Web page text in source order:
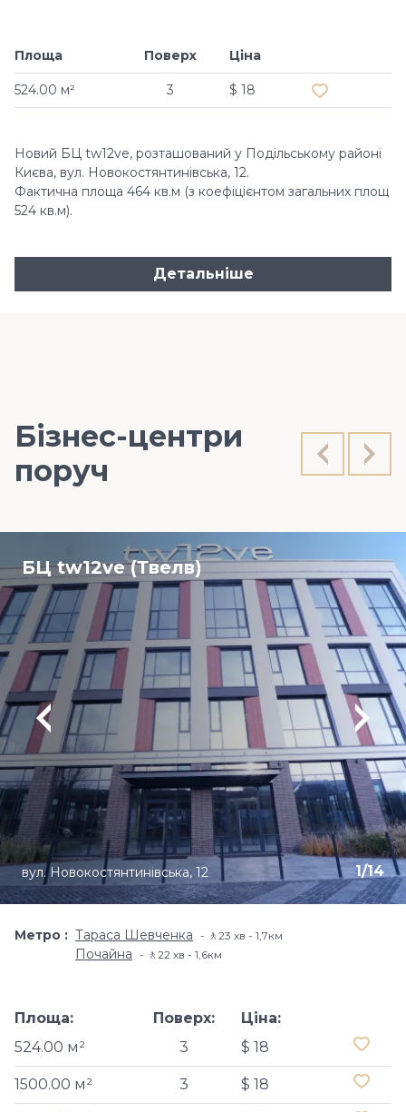
Площа
524.00 м²
Поверх
3
Ціна
$ 18
Новий БЦ tw12ve, розташований у Подільському районі
Києва, вул. Новокостянтинівська, 12.
Фактична площа 464 кв.м (з коефіцієнтом загальних площ
524 кв.м).
Детальніше
Бізнес-центри
поруч
БЦ tw12ve (Твелв)
1/14
вул. Новокостянтинівська, 12
Метро Тараса Шевченка 🚶23 хв - 1,7км
Почайна 🚶22 хв - 1,6км
Площа:
524.00 м²
Поверх:
3
Ціна:
$ 18
1500.00 м² 3 $ 18